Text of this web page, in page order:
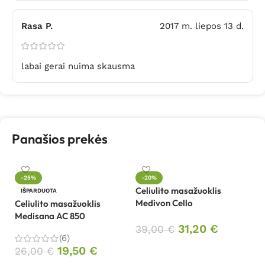
Rasa P. 2017 m. liepos 13 d.
labai gerai nuima skausma
Panašios prekės
-25%
IŠPARDUOTA
Celiulito masažuoklis
Medisana AC 850
(6)
26,00€ 19,50 €
-20%
Celiulito masažuoklis
Medivon Cello
39,00€ 31,20 €